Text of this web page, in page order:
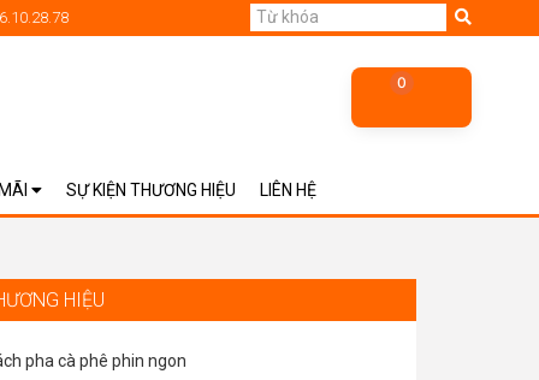
SỰ KIỆN THƯƠNG HIỆU LIÊN HỆ
HIỆU
pha cà phê phin ngon
0